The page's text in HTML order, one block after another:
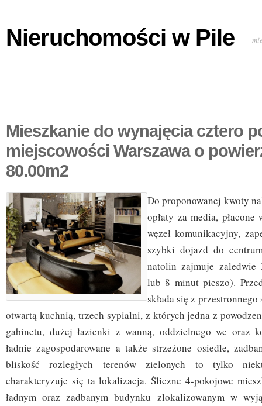
Nieruchomości w Pile
Mieszkanie do wynajęcia cztero
miejscowości Warszawa o
80.00m2
Do proponowanej kwoty
opłaty za media,
węzeł komunikacyjny,
szybki dojazd do
natolin zajmuje zaledwie
lub 8 minut pieszo).
składa się z
otwartą kuchnią, trzech sypialni, z których jedna z
gabinetu, dużej łazienki z wanną, oddzielnego wc oraz
ładnie zagospodarowane a także strzeżone osiedle,
bliskość rozległych terenów zielonych to tylko
charakteryzuje się ta lokalizacja. Śliczne 4-pokojowe
ładnym oraz zadbanym budynku zlokalizowanym w